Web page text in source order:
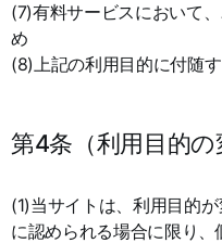
(7)有料サービスにおいて
め
(8)上記の利用目的に付随
第4条（利用目的の
(1)当サイトは、利用目的
に認められる場合に限り